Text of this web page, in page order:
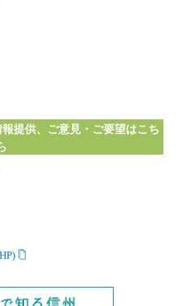
提供、ご意見・ご要望はこち